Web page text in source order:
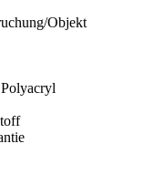
Objekt